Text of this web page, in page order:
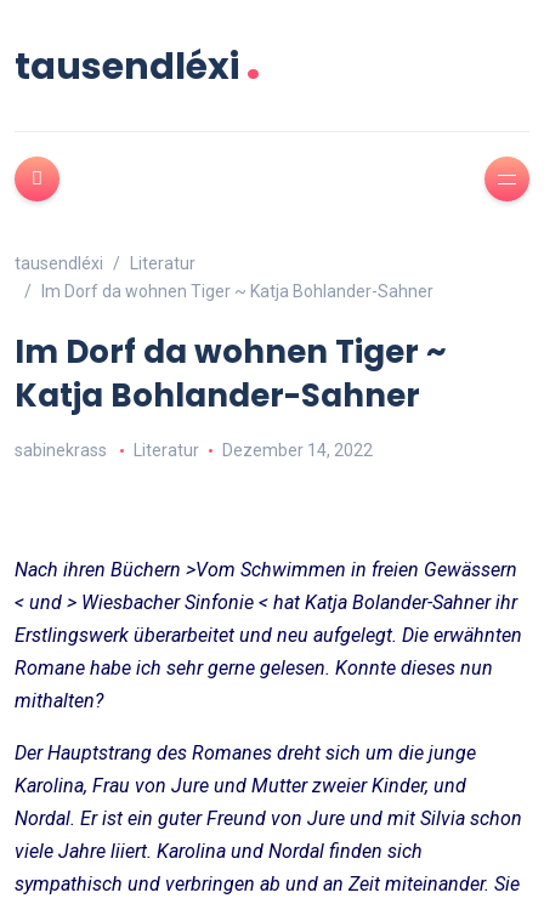
tausendléxi.
tausendléxi
Literatur
Im Dorf da wohnen Tiger ~ Katja Bohlander-Sahner
Im Dorf da wohnen Tiger ~
Katja Bohlander-Sahner
sabinekrass Literatur Dezember 14, 2022
Nach ihren Büchern >Vom Schwimmen in freien Gewässern
< und > Wiesbacher Sinfonie < hat Katja Bolander-Sahner ihr
Erstlingswerk überarbeitet und neu aufgelegt. Die erwähnten
Romane habe ich sehr gerne gelesen. Konnte dieses nun
mithalten?
Der Hauptstrang des Romanes dreht sich um die junge
Karolina, Frau von Jure und Mutter zweier Kinder, und
Nordal. Er ist ein guter Freund von Jure und mit Silvia schon
viele Jahre liiert. Karolina und Nordal finden sich
sympathisch und verbringen ab und an Zeit miteinander. Sie